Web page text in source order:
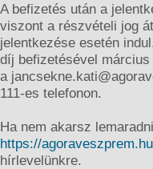
A befizetés után a
viszont a részvételi jog
jelentkezése esetén
díj befizetésével
a
111-es telefonon.
Ha nem akarsz
https://
hírlevelünkre.